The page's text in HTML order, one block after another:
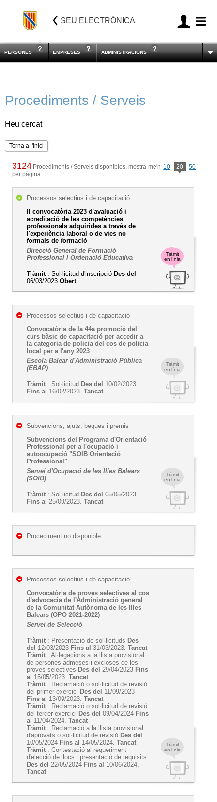
SEU ELECTRÒNICA
PERSONES EMPRESES ADMINISTRACIONS
Procediments / Serveis
Heu cercat
Torna a l'inici
3124 Procediments / Serveis disponibles, mostra-me'n 10 20
50
per pàgina.
Tràmit
en línia
Processos selectius i de capacitació
II convocatòria 2023 d'avaluació i
acreditació de les competències
professionals adquirides a través de
l'experiència laboral o de vies no
formals de formació
Direcció General de Formació
Professional i Ordenació Educativa
Tràmit: Sol·licitud d'inscripció Des del
06/03/2023 Obert
Tràmit
en línia
Processos selectius i de capacitació
Convocatòria de la 44a promoció del
curs bàsic de capacitació per accedir a
la categoria de policia del cos de policia
local per a l'any 2023
Escola Balear d'Administració Pública
(EBAP)
Tràmit : Sol·licitud Des del 10/02/2023
Fins al 16/02/2023. Tancat
Tràmit
en línia
Subvencions, ajuts, beques i premis
Subvencions del Programa d'Orientació
Professional per a l'ocupació i
autoocupació "SOIB Orientació
Professional"
Servei d'Ocupació de les Illes Balears
(SOIB)
Tràmit : Sol·licitud Des del 05/05/2023
Fins al 25/09/2023. Tancat
Procediment no disponible
Tràmit
en línia
Processos selectius i de capacitació
Convocatòria de proves selectives al cos
d'advocacia de l'Administració general
de la Comunitat Autònoma de les Illes
Balears (OPO 2021-2022)
Servei de Selecció
Tràmit : Presentació de sol·licituds Des
del 12/03/2023 Fins al 31/03/2023. Tancat
Tràmit : Al·legacions a la llista provisional
de persones admeses i excloses de les
proves selectives Des del 29/04/2023 Fins
al 15/05/2023. Tancat
Tràmit : Reclamació o sol·licitud de revisió
del primer exercici Des del 11/09/2023
Fins al 13/09/2023. Tancat
Tràmit : Reclamació o sol·licitud de revisió
del tercer exercici Des del 09/04/2024 Fins
al 11/04/2024. Tancat
Tràmit : Reclamació a la llista provisional
d'aprovats o sol·licitud de revisió Des del
10/05/2024 Fins al 14/05/2024. Tancat
Tràmit : Contestació al requeriment
d'elecció de llocs i presentació de requisits
Des del 22/05/2024 Fins al 10/06/2024.
Tancat